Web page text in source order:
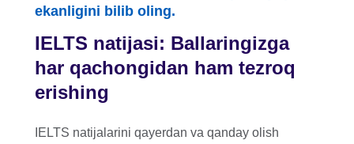
ekanligini bilib oling.
IELTS natijasi: Ballaringizga
har qachongidan ham tezroq
erishing
IELTS natijalarini qayerdan va qanday olish